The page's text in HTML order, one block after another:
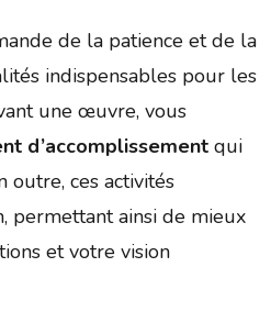
de la patience et de la
indispensables pour les
une œuvre, vous
d’accomplissementqui
outre, ces activités
permettant ainsi de mieux
et votre vision